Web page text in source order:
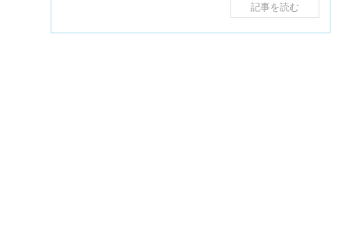
記事を読む